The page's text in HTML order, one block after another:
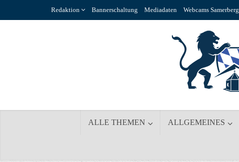
Redaktion Bannerschaltung Mediadaten Webcams Samerberg
ALLE THEMEN ALLGEMEINES